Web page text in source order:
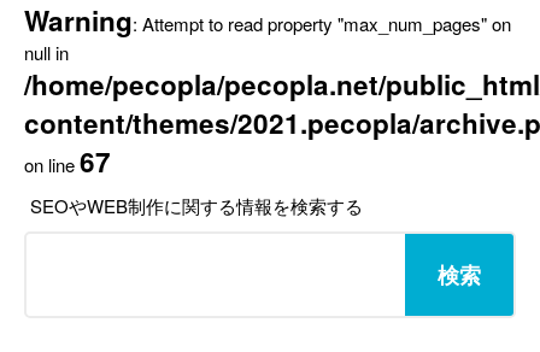
Warning: Attempt to read property "max_num_pages" on
null in
/home/pecopla/pecopla.net/
content/themes/2021.pecopla/
on line67
SEOやWEB制作に関する情報を検索する